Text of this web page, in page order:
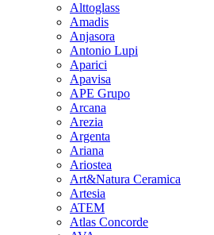
Alttoglass
Amadis
Anjasora
Antonio Lupi
Aparici
Apavisa
APE Grupo
Arcana
Arezia
Argenta
Ariana
Ariostea
Art&Natura Ceramica
Artesia
ATEM
Atlas Concorde